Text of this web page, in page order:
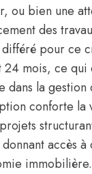
ou bien une
des
pour ce
24 mois, ce qui
dans la gestion
conforte la
accès à
immobilière.